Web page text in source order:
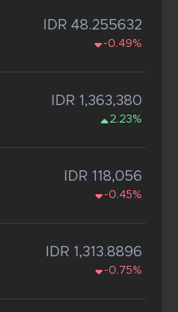
IDR 48.255632
-0.49%
IDR 1,363,380
2.23%
IDR 118,056
-0.45%
IDR 1,313.8896
-0.75%